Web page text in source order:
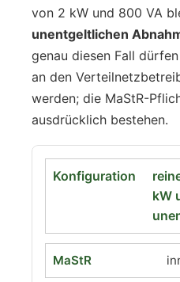
von 2 kW und 800 VA
unentgeltlichen
genau diesen Fall
an den
werden; die MaStR-
ausdrücklich bestehen.
kW